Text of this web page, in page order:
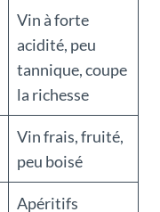
Vin à forte
acidité, peu
tannique, coupe
la richesse
Vin frais, fruité,
peu boisé
Apéritifs